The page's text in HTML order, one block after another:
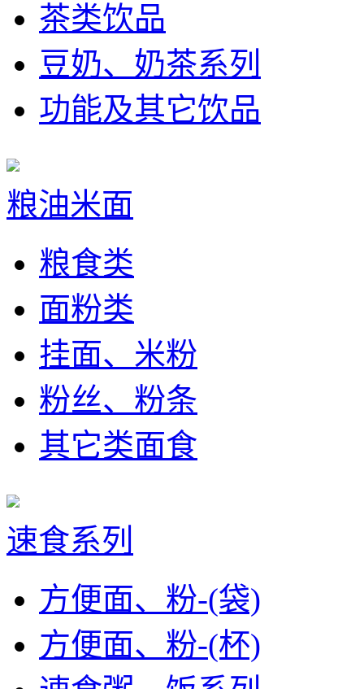
茶类饮品
豆奶、奶茶系列
功能及其它饮品
粮油米面
粮食类
面粉类
挂面、米粉
粉丝、粉条
其它类面食
速食系列
方便面、粉-(袋)
方便面、粉-(杯)